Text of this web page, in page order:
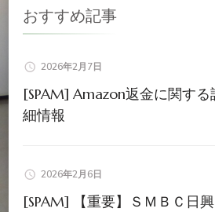
シ
ョ
ン
おすすめ記事
2026年2月7日
[SPAM] Amazon返金に関する
細情報
2026年2月6日
[SPAM] 【重要】ＳＭＢＣ日興